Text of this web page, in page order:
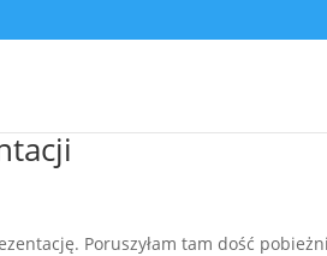
Poruszyłam tam dość